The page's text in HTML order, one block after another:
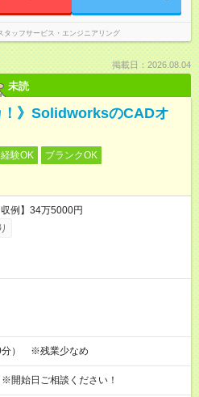
タッフサービス・エンジニアリング
掲載日：2026.08.04
未読
！》SolidworksのCADオ
験OK
ブランクOK
例】34万5000円
分） ※残業少なめ
開始日ご相談ください！